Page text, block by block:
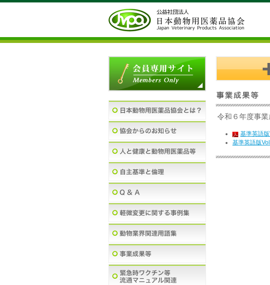
令和６年度事業
基準英語版
基準英語版